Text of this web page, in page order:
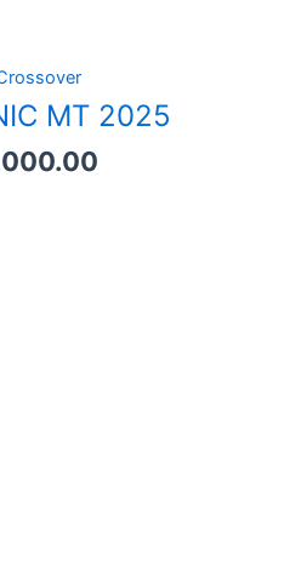
MT 2025